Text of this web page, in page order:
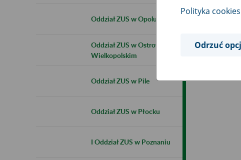
Oddział ZUS w Opolu
Oddział ZUS w Ostrowie
Wielkopolskim
Oddział ZUS w Pile
Oddział ZUS w Płocku
I Oddział ZUS w Poznaniu
Polityka
Odrzuć